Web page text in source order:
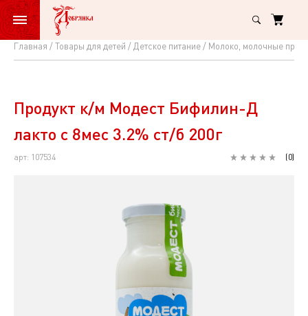
Главная Товары для детей Детское питание Молоко, молочные
Продукт
Модест
Бифилин-
Продукт к/м Модест Бифилин-Д
лакто с 8мес 3.2% ст/б 200г
арт: 107534 (0)